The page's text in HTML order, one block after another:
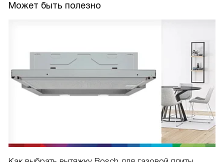
Может быть полезно